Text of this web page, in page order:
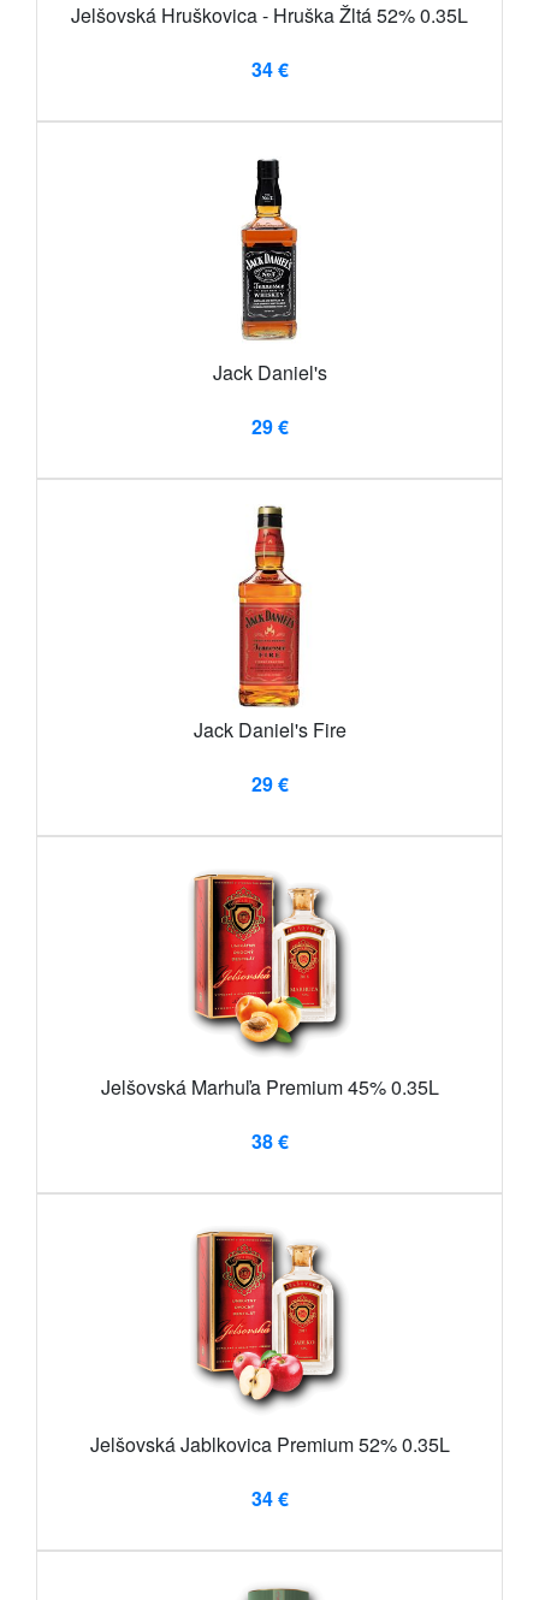
Jelšovská Hruškovica - Hruška Žltá 52% 0.35L
34 €
Jack Daniel's
29 €
Jack Daniel's Fire
29 €
Jelšovská Marhuľa Premium 45% 0.35L
38 €
Jelšovská Jablkovica Premium 52% 0.35L
34 €